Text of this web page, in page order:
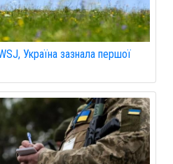
Україна зазнала першої